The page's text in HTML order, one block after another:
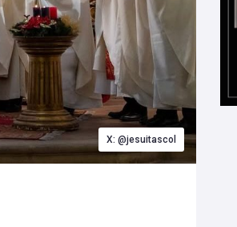
X: @jesuitascol